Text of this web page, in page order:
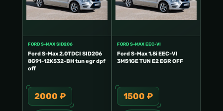
FORD S-MAX SID206
Ford S-Max 2.0TDCI SID206
8G91-12K532-BH tun egr dpf
off
2000 ₽
FORD S-MAX EEC-VI
Ford S-Max 1.8i EEC-VI
3M51GE TUN E2 EGR OFF
1500 ₽